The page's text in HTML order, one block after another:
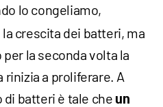
lo congeliamo,
crescita dei batteri, ma
la seconda volta la
rinizia a proliferare. A
batteri è tale che un